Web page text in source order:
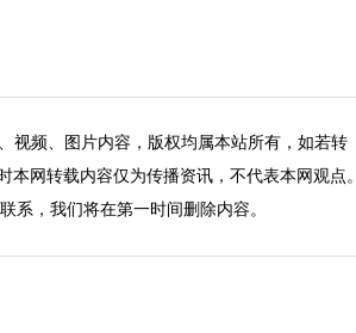
视频、图片内容，版权均属本站所有，如若转
本网转载内容仅为传播资讯，不代表本网观点。
系，我们将在第一时间删除内容。